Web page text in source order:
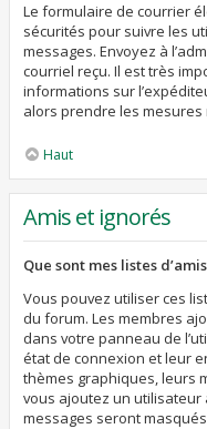
Le formulaire de courrier
sécurités pour suivre les
messages. Envoyez à
courriel reçu. Il est très
informations sur
alors prendre les mesures
Haut
Amis et ignorés
Que sont mes listes
Vous pouvez utiliser ces
du forum. Les membres
dans votre panneau de
état de connexion et leur
thèmes graphiques, leurs
vous ajoutez un utilisateur
messages seront